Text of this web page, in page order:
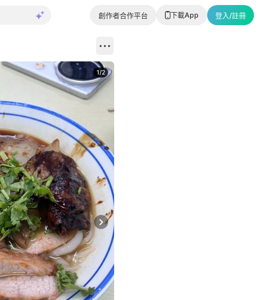
創作者合作平台 下載App 登入/註冊
Next slide
1/2